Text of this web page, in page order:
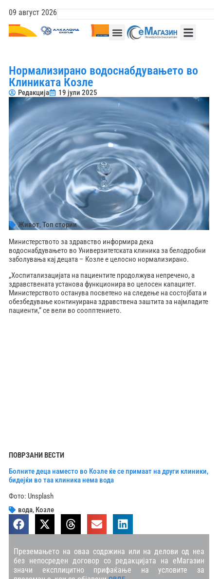
09 август 2026
Нормализирано водоснабдувањето во
Клиниката Козле
Редакција 19 јули 2025
Живот,Топ стории
Министерството за здравство информира дека
водоснабдувањето во Универзитетската клиника за белодробни
заболувања кај децата – Козле е целосно нормализирано.
„Хоспитализацијата на пациентите продолжува непречено, а
здравствената установа функционира во целосен капацитет.
Министерството останува посветено на следење на состојбата и
обезбедување континуирана здравствена заштита за најмладите
пациенти,“ се вели во соопптението.
ПОВРЗАНИ ВЕСТИ
Болните деца наместо во Козле ќе се примаат на други клиники,
бидејќи во таа клиника нема вода
Фото: Unsplash
вода, Козле
Преземањето на оваа содржина или на делови од неа
без непосреден договор со редакцијата на еМагазин
значи експлицитно прифаќање на условите за